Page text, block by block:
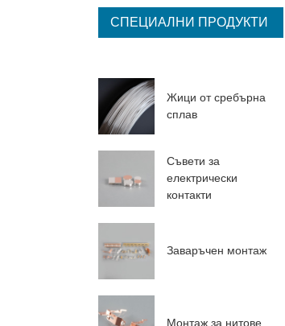
СПЕЦИАЛНИ ПРОДУКТИ
Жици от сребърна
сплав
Съвети за
електрически
контакти
Заваръчен монтаж
Монтаж за нитове